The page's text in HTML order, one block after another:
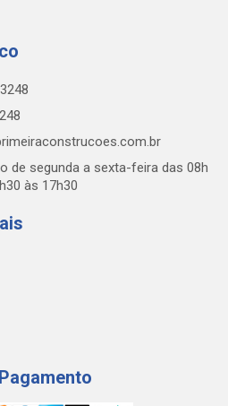
de segunda a sexta-feira das 08h
às 17h30